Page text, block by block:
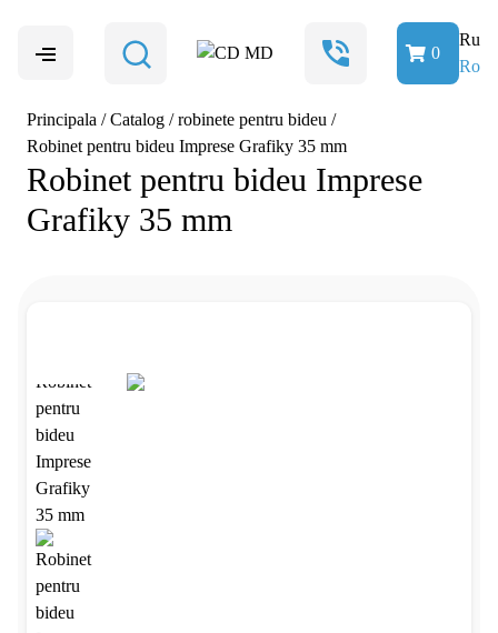
0
Ru
Ro
Principala / Catalog / robinete pentru bideu /
Robinet pentru bideu Imprese Grafiky 35 mm
Robinet pentru bideu Imprese
Grafiky 35 mm